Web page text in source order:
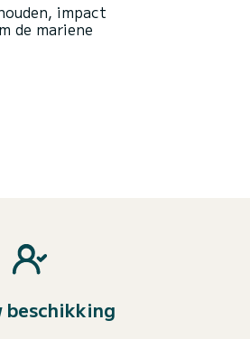
impact
de mariene
beschikking